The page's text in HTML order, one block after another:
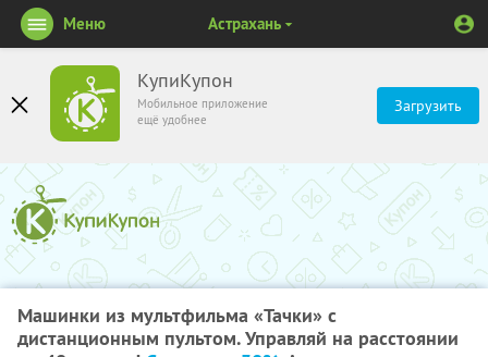
КупиКупон
Мобильное приложение
ещё удобнее
Загрузить
Меню Астрахань
Машинки из мультфильма «Тачки» с
дистанционным пультом. Управляй на расстоянии